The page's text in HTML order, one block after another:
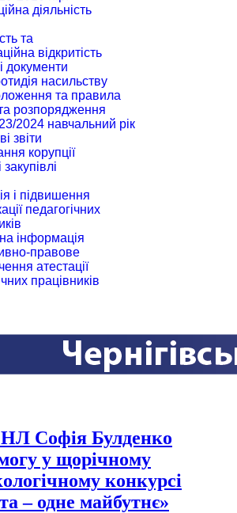
діяльність
та
відкритість
документи
насильству
та правила
розпорядження
2024 навчальний рік
звіти
корупції
закупівлі
і підвишення
педагогічних
інформація
правове
атестації
працівників
Софія Булденко
у щорічному
конкурсі
– одне майбутнє»